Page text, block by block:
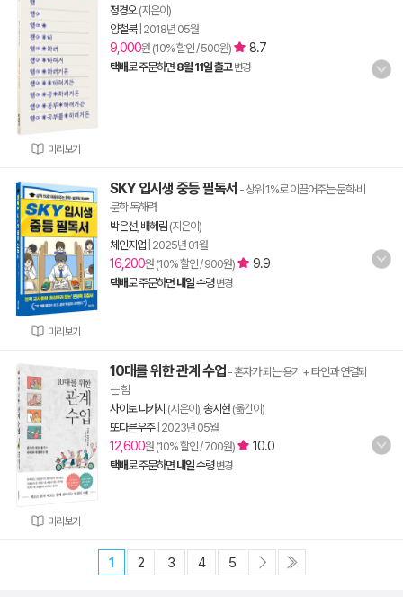
미리보기
정경오(지은이)
양철북| 2018년 05월
9,000원 (10% 할인 / 500원) 8.7
택배로 주문하면 8월 11일 출고 변경
미리보기
SKY 입시생 중등 필독서 - 상위 1%로 이끌어주는 문학·비
문학 독해력
박은선, 배혜림 (지은이)
체인지업 2025년 01월
16,200원 (10% 할인 / 900원) 9.9
택배로 주문하면 내일수령 변경
미리보기
10대를 위한 관계 수업 - 혼자가 되는 용기 + 타인과 연결되
는 힘
사이토 다카시 (지은이), 송지현 (옮긴이)
또다른우주| 2023년 05월
12,600원 (10% 할인 / 700원) 10.0
택배로 주문하면 내일수령 변경
1 2 3 4 5